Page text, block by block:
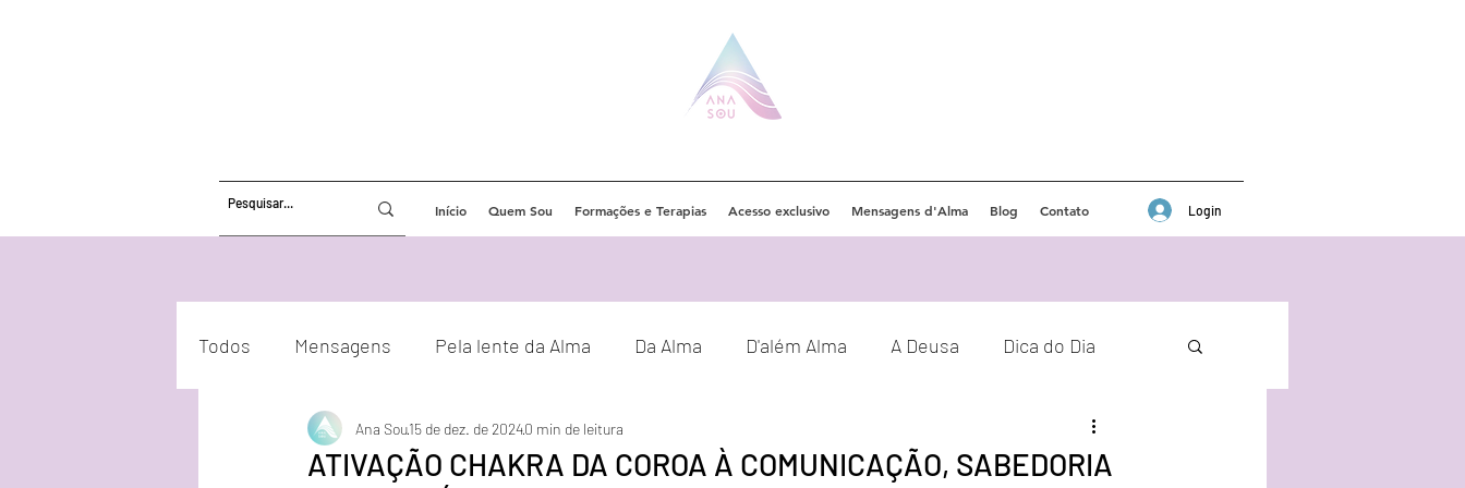
Início Quem Sou Formações e Terapias Acesso exclusivo Mensagens d'Alma Blog Contato Login
Todos Mensagens Pela lente da Alma Da Alma D'além Alma A Deusa Dica do Dia
Atualizações Energéticas Eventos Orações
ATIVAÇÃO CHAKRA DA COROA À COMUNICAÇÃO, SABEDORIA
Ana Sou15 de dez. de 20240 min de leitura